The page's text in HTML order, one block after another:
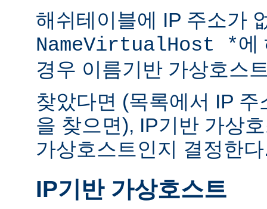
해쉬테이블에 IP 주소가
NameVirtualHost *에
경우 이름기반 가상호스
찾았다면 (목록에서 IP
을 찾으면), IP기반 가상
가상호스트인지 결정한
IP기반 가상호스트